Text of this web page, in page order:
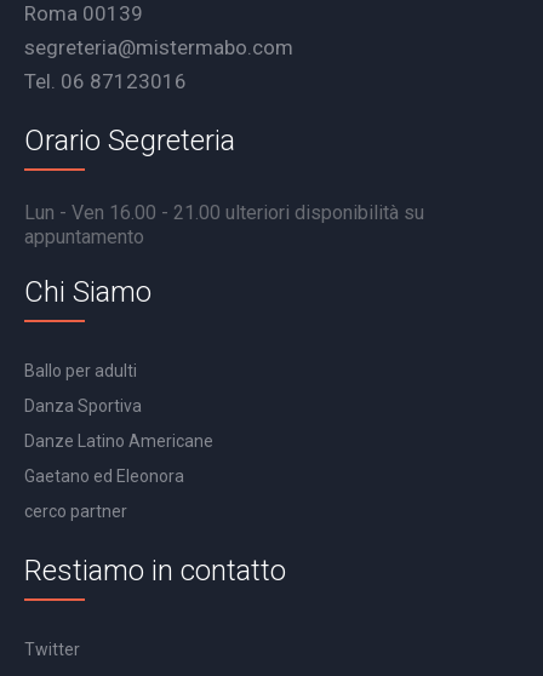
Roma 00139
segreteria@mistermabo.com
Tel. 06 87123016
Orario Segreteria
Lun - Ven 16.00 - 21.00 ulteriori disponibilità su
appuntamento
Chi Siamo
Ballo per adulti
Danza Sportiva
Danze Latino Americane
Gaetano ed Eleonora
cerco partner
Restiamo in contatto
Twitter